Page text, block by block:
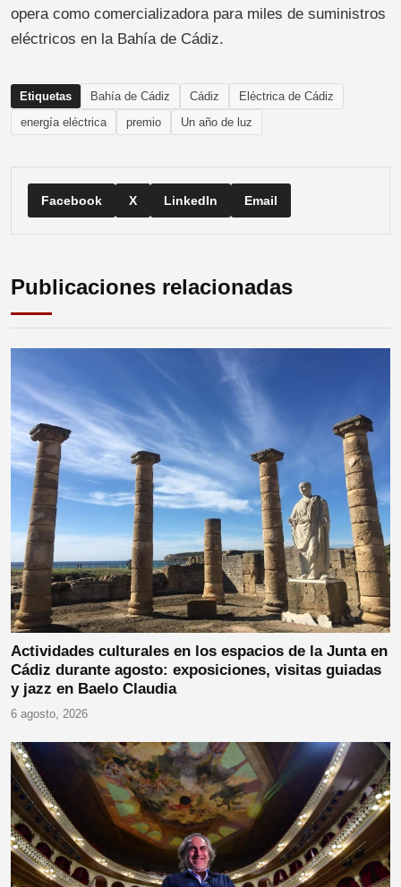
opera como comercializadora para miles de suministros
eléctricos en la Bahía de Cádiz.
Etiquetas Bahía de Cádiz Cádiz
Eléctrica de Cádiz
energía eléctrica
premio Un año de luz
Facebook X LinkedIn Email
Publicaciones relacionadas
Actividades culturales en los espacios de la Junta en
Cádiz durante agosto: exposiciones, visitas guiadas
y jazz en Baelo Claudia
6 agosto, 2026